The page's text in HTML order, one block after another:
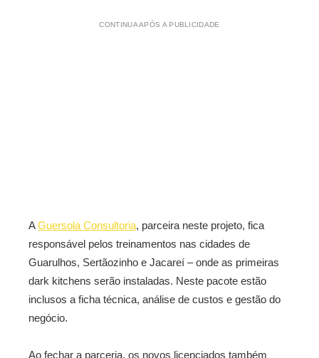
CONTINUA APÓS A PUBLICIDADE
AGuersola Consultoria, parceira neste projeto, fica
responsável pelos treinamentos nas cidades de
Guarulhos, Sertãozinho e Jacareí – onde as primeiras
dark kitchens serão instaladas. Neste pacote estão
inclusos a ficha técnica, análise de custos e gestão do
negócio.
Ao fechar a parceria, os novos licenciados também